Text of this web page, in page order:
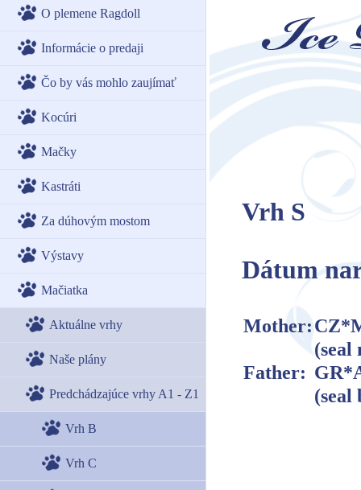
O plemene Ragdoll
Informácie o predaji
Čo by vás mohlo zaujímať
Kocúri
Mačky
Kastráti
Za dúhovým mostom
Výstavy
Mačiatka
Aktuálne vrhy
Naše plány
Predchádzajúce vrhy A1 - Z1
Vrh B
Vrh C
Vrh S
Dátum
Mother:
(seal
Father:
(seal